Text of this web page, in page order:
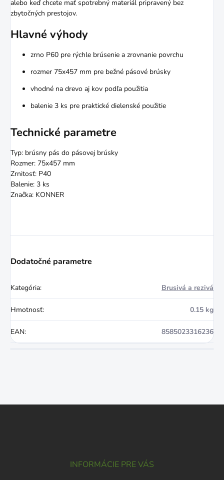
alebo keď chcete mať spotrebný materiál pripravený bez
zbytočných prestojov.
Hlavné výhody
zrno P60 pre rýchle brúsenie a zrovnanie povrchu
rozmer 75x457 mm pre bežné pásové brúsky
vhodné na drevo aj kov podľa použitia
balenie 3 ks pre praktické dielenské použitie
Technické parametre
Typ: brúsny pás do pásovej brúsky
Rozmer: 75x457 mm
Zrnitosť: P40
Balenie: 3 ks
Značka: KONNER
Dodatočné parametre
Kategória: Brusivá a rezivá
Hmotnosť: 0.15 kg
EAN: 8585023316236
INFORMÁCIE PRE VÁS